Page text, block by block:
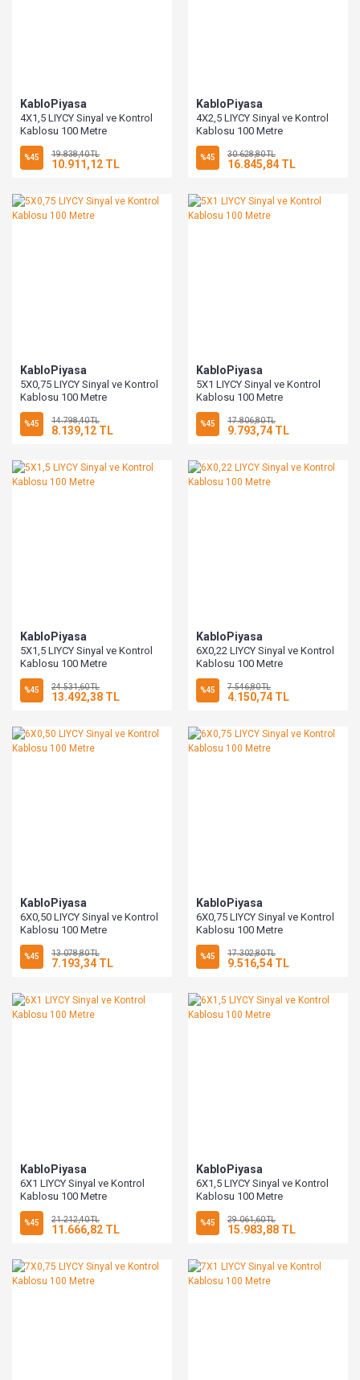
KabloPiyasa
4X1,5 LIYCY Sinyal ve Kontrol
Kablosu 100 Metre
%45 19.838,40 TL
10.911,12 TL
KabloPiyasa
4X2,5 LIYCY Sinyal ve Kontrol
Kablosu 100 Metre
%45 30.628,80 TL
16.845,84 TL
KabloPiyasa
5X0,75 LIYCY Sinyal ve Kontrol
Kablosu 100 Metre
%45 14.798,40 TL
8.139,12 TL
KabloPiyasa
5X1 LIYCY Sinyal ve Kontrol
Kablosu 100 Metre
%45 17.806,80 TL
9.793,74 TL
KabloPiyasa
5X1,5 LIYCY Sinyal ve Kontrol
Kablosu 100 Metre
%45 24.531,60 TL
13.492,38 TL
KabloPiyasa
6X0,22 LIYCY Sinyal ve Kontrol
Kablosu 100 Metre
%45 7.546,80 TL
4.150,74 TL
KabloPiyasa
6X0,50 LIYCY Sinyal ve Kontrol
Kablosu 100 Metre
%45 13.078,80 TL
7.193,34 TL
KabloPiyasa
6X0,75 LIYCY Sinyal ve Kontrol
Kablosu 100 Metre
%45 17.302,80 TL
9.516,54 TL
KabloPiyasa
6X1 LIYCY Sinyal ve Kontrol
Kablosu 100 Metre
%45 21.212,40 TL
11.666,82 TL
KabloPiyasa
6X1,5 LIYCY Sinyal ve Kontrol
Kablosu 100 Metre
%45 29.061,60 TL
15.983,88 TL